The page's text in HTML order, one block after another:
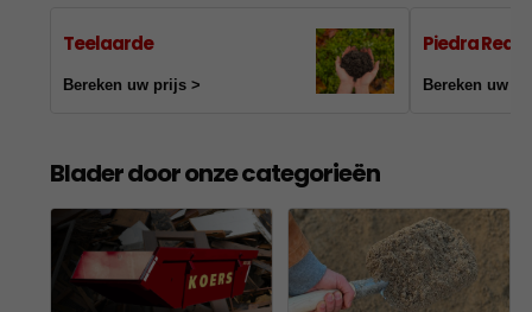
Teelaarde
Bereken uw prijs >
Piedra Red
Bereken uw
Blader door onze categorieën